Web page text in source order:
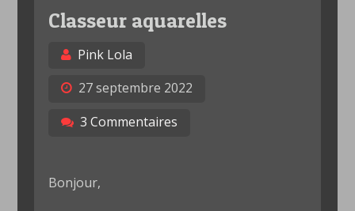
Classeur aquarelles
Pink Lola
27 septembre 2022
3 Commentaires
Bonjour,